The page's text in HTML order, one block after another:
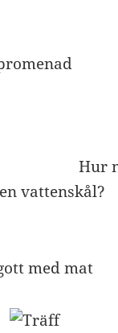
vattenskål?
med mat